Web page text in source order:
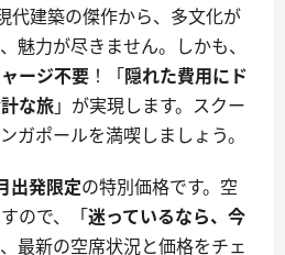
現代建築の傑作から、多文化が
魅力が尽きません。しかも、
ージ不要 ！「隠れた費用にド
な旅」が実現します。スクー
ガポールを満喫しましょう。
出発限定の特別価格です。空
ので、「迷っているなら、今
最新の空席状況と価格をチェ